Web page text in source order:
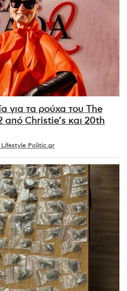
για τα ρούχα του The
από Christie’s και 20th
Lifestyle Politic.gr